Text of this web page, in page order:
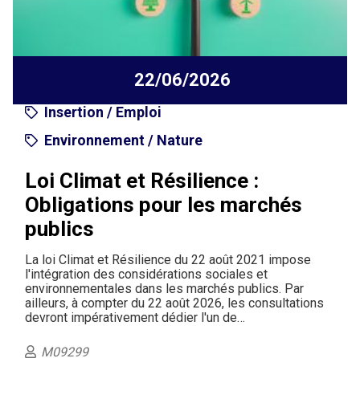
22/06/2026
Insertion / Emploi
Environnement / Nature
Loi Climat et Résilience :
Obligations pour les marchés
publics
La loi Climat et Résilience du 22 août 2021 impose
l'intégration des considérations sociales et
environnementales dans les marchés publics. Par
ailleurs, à compter du 22 août 2026, les consultations
devront impérativement dédier l'un de…
M09299